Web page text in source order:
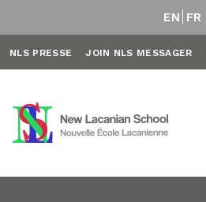
EN FR
NLS PRESSE JOIN NLS MESSAGER